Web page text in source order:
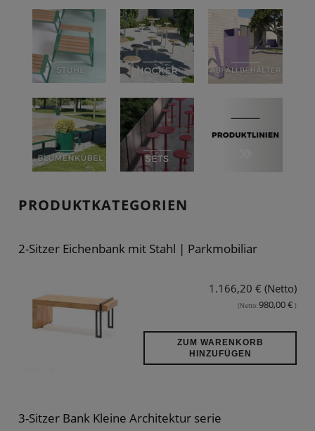
PRODUKTKATEGORIEN
2-Sitzer Eichenbank mit Stahl | Parkmobiliar
1.166,20 € (Netto)
(Netto:980,00 € )
ZUM WARENKORB
HINZUFÜGEN
3-Sitzer Bank Kleine Architektur serie